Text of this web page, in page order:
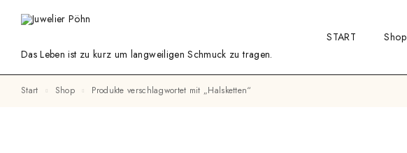
Das Leben ist zu kurz um langweiligen Schmuck zu tragen.
START Shop
Start Shop Produkte verschlagwortet mit „Halsketten“